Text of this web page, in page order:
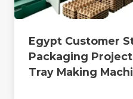
Egypt Customer
Packaging
Tray Making